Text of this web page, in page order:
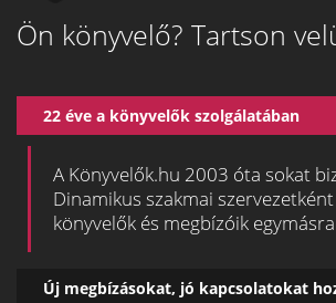
Ön könyvelő? Tartson
22 éve a könyvelők szolgálatában
A Könyvelők.hu 2003 óta sokat
Dinamikus szakmai
könyvelők és megbízóik
Új megbízásokat, jó kapcsolatokat